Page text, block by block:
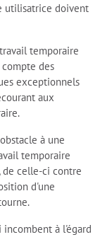
utilisatrice doivent
temporaire
des
exceptionnels
aux
à une
temporaire
de celle-ci contre
d'une
à l'égard